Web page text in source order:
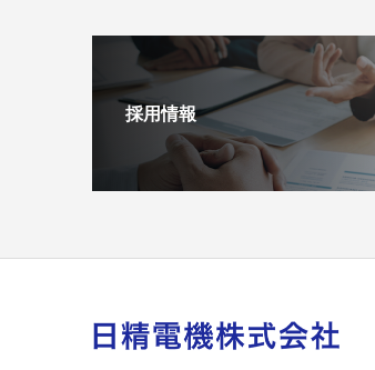
採用情報